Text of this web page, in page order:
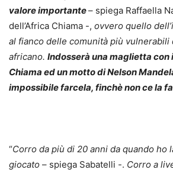
valore importante– spiega Raffaella
dell’Africa Chiama -, ovvero quello
al fianco delle comunità più vulnerabili
africano. Indosserà una maglietta con
Chiama ed un motto di Nelson
impossibile farcela, finchè non ce la
“Corro da più di 20 anni da quando ho
giocato – spiega Sabatelli -. Corro a